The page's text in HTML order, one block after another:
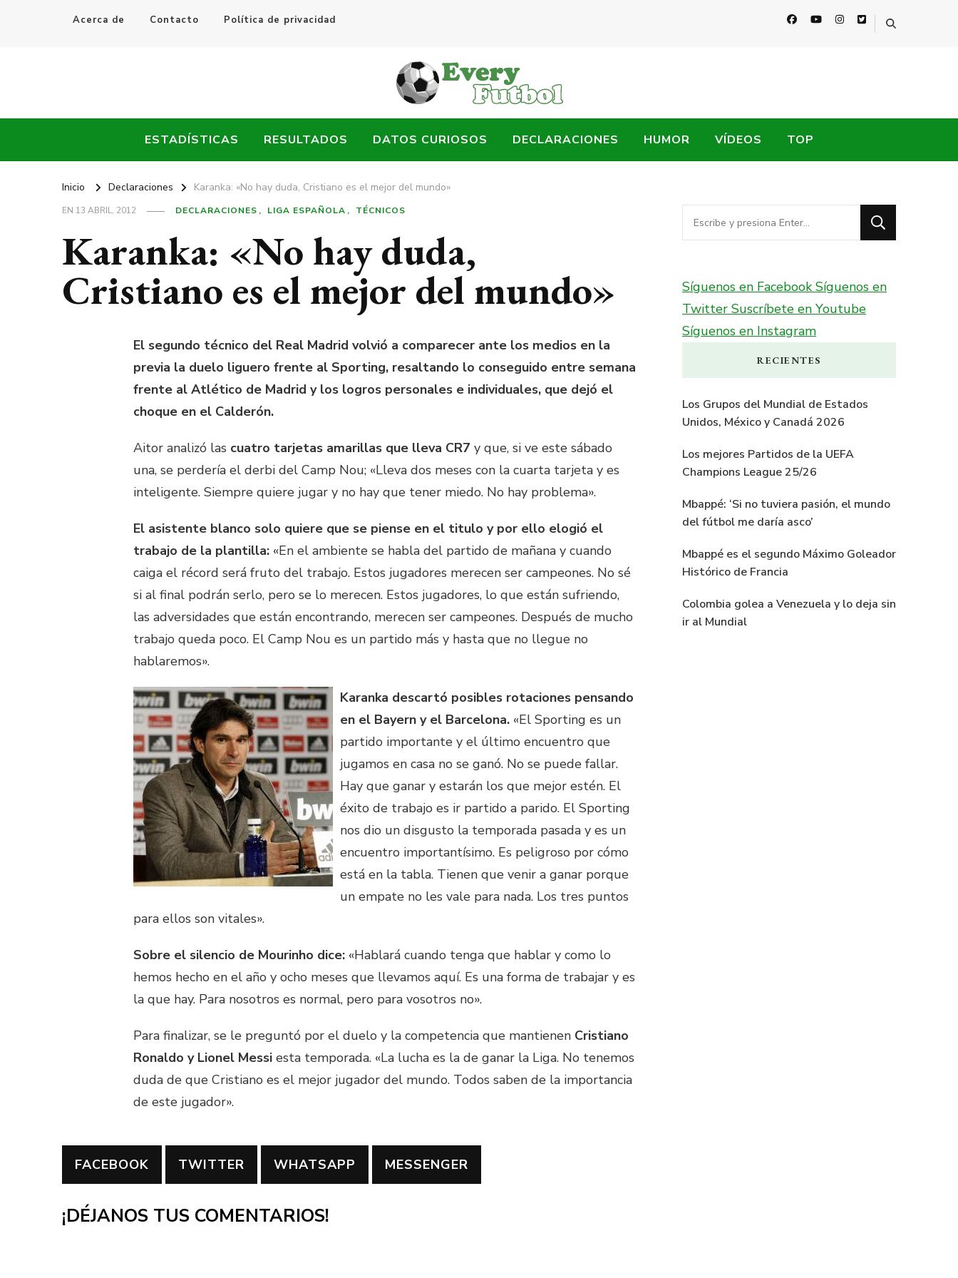
Acerca de Contacto Política de privacidad
Every Fútbol
ESTADÍSTICAS RESULTADOS DATOS CURIOSOS DECLARACIONES HUMOR VÍDEOS TOP
Inicio Declaraciones Karanka: «No hay duda, Cristiano es el mejor del mundo»
EN 13 ABRIL, 2012 DECLARACIONES LIGA ESPAÑOLA TÉCNICOS
Karanka: «No hay duda,
Cristiano es el mejor del mundo»
El segundo técnico del Real Madrid volvió a comparecer ante los medios en la
previa la duelo liguero frente al Sporting, resaltando lo conseguido entre semana
frente al Atlético de Madrid y los logros personales e individuales, que dejó el
choque en el Calderón.
Aitor analizó las cuatro tarjetas amarillas que lleva CR7 y que, si ve este sábado
una, se perdería el derbi del Camp Nou; «Lleva dos meses con la cuarta tarjeta y es
inteligente. Siempre quiere jugar y no hay que tener miedo. No hay problema».
El asistente blanco solo quiere que se piense en el titulo y por ello elogió el
trabajo de la plantilla: «En el ambiente se habla del partido de mañana y cuando
caiga el récord será fruto del trabajo. Estos jugadores merecen ser campeones. No sé
si al final podrán serlo, pero se lo merecen. Estos jugadores, lo que están sufriendo,
las adversidades que están encontrando, merecen ser campeones. Después de mucho
trabajo queda poco. El Camp Nou es un partido más y hasta que no llegue no
hablaremos».
Karanka descartó posibles rotaciones pensando
en el Bayern y el Barcelona. «El Sporting es un
partido importante y el último encuentro que
jugamos en casa no se ganó. No se puede fallar.
Hay que ganar y estarán los que mejor estén. El
éxito de trabajo es ir partido a parido. El Sporting
nos dio un disgusto la temporada pasada y es un
encuentro importantísimo. Es peligroso por cómo
está en la tabla. Tienen que venir a ganar porque
un empate no les vale para nada. Los tres puntos
para ellos son vitales».
Sobre el silencio de Mourinho dice: «Hablará cuando tenga que hablar y como lo
hemos hecho en el año y ocho meses que llevamos aquí. Es una forma de trabajar y es
la que hay. Para nosotros es normal, pero para vosotros no».
Para finalizar, se le preguntó por el duelo y la competencia que mantienen Cristiano
Ronaldo y Lionel Messi esta temporada. «La lucha es la de ganar la Liga. No tenemos
duda de que Cristiano es el mejor jugador del mundo. Todos saben de la importancia
de este jugador».
FACEBOOK TWITTER WHATSAPP MESSENGER
¡DÉJANOS TUS COMENTARIOS!
¿Buscas
algo?
Síguenos en FacebookSíguenos en
Twitter Suscríbete en Youtube
Síguenos en Instagram
RECIENTES
Los Grupos del Mundial de Estados
Unidos, México y Canadá 2026
Los mejores Partidos de la UEFA
Champions League 25/26
Mbappé: ‘Si no tuviera pasión, el mundo
del fútbol me daría asco’
Mbappé es el segundo Máximo Goleador
Histórico de Francia
Colombia golea a Venezuela y lo deja sin
ir al Mundial